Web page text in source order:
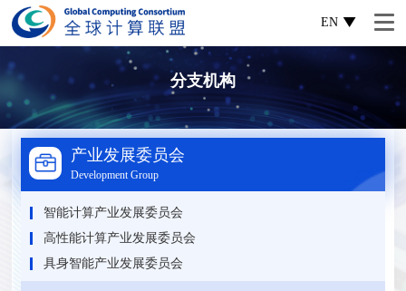
EN
分支机构
产业发展委员会
Development Group
智能计算产业发展委员会
高性能计算产业发展委员会
具身智能产业发展委员会